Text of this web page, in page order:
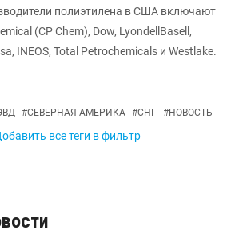
полиэтилена в США включают
(CP Chem), Dow, LyondellBasell,
INEOS, Total Petrochemicals и Westlake.
#СЕВЕРНАЯ АМЕРИКА #СНГ #НОВОСТЬ
все теги в фильтр